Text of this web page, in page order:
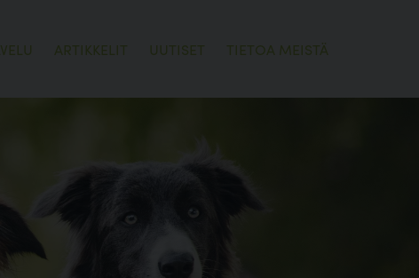
ARTIKKELIT UUTISET TIETOA MEISTÄ